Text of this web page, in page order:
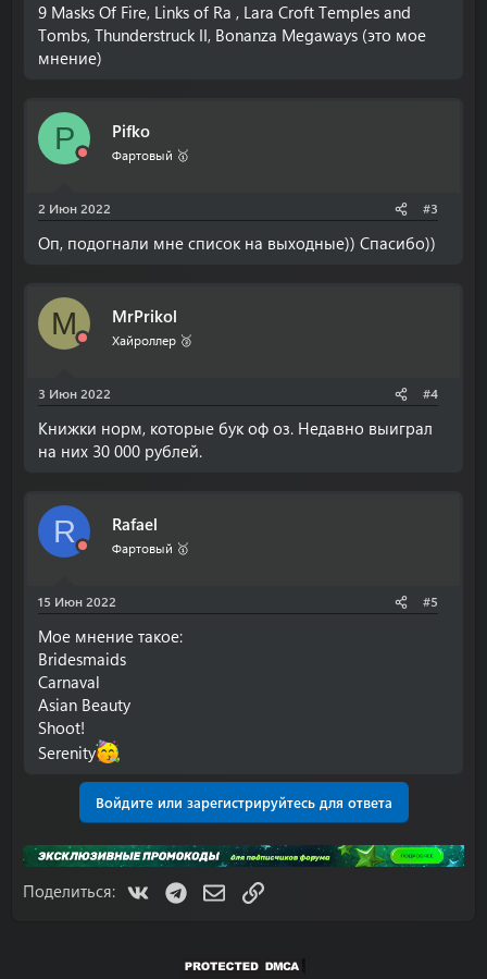
9 Masks Of Fire, Links of Ra , Lara Croft Temples and
Tombs, Thunderstruck II, Bonanza Megaways (это мое
мнение)
P Pifko
Фартовый 🥇
2 Июн 2022 #3
Оп, подогнали мне список на выходные)) Спасибо))
M MrPrikol
Хайроллер 🥉
3 Июн 2022 #4
Книжки норм, которые бук оф оз. Недавно выиграл
на них 30 000 рублей.
R Rafael
Фартовый 🥇
15 Июн 2022 #5
Мое мнение такое:
Bridesmaids
Carnaval
Asian Beauty
Shoot!
Serenity
Войдите или зарегистрируйтесь для ответа
Поделиться: VK TelegramЭлектронная почта
Ссылка